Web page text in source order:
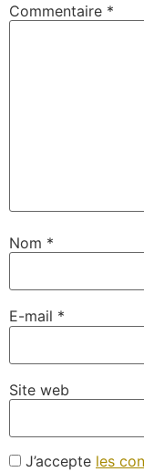
Commentaire *
Nom *
E-mail *
Site web
J’accepte les